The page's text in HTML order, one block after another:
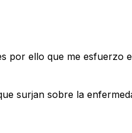
por ello que me esfuerzo
surjan sobre la